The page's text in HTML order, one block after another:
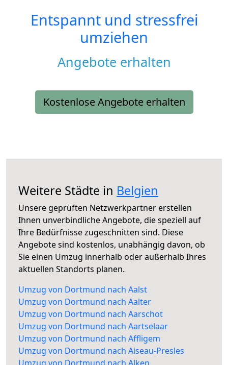
Entspannt und stressfrei
umziehen
Angebote erhalten
Kostenlose Angebote erhalten
Weitere Städte in Belgien
Unsere geprüften Netzwerkpartner erstellen
Ihnen unverbindliche Angebote, die speziell auf
Ihre Bedürfnisse zugeschnitten sind. Diese
Angebote sind kostenlos, unabhängig davon, ob
Sie einen Umzug innerhalb oder außerhalb Ihres
aktuellen Standorts planen.
Umzug von Dortmund nach Aalst
Umzug von Dortmund nach Aalter
Umzug von Dortmund nach Aarschot
Umzug von Dortmund nach Aartselaar
Umzug von Dortmund nach Affligem
Umzug von Dortmund nach Aiseau-Presles